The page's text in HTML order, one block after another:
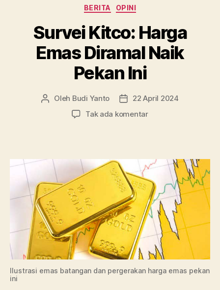
Kategori
BERITA OPINI
Survei Kitco: Harga
Emas Diramal Naik
Pekan Ini
Penulis
Oleh Budi Yanto
Tanggal
22 April 2024
Tak ada komentarpada
Diramal
Naik
Pekan
Ini
Ilustrasi emas batangan dan pergerakan harga emas pekan
ini